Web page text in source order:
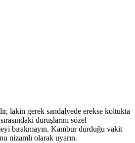
lakin gerek sandalyede erekse koltukta
duruşlarını sözel
bırakmayın. Kambur durduğu vakit
nizamlı olarak uyarın.